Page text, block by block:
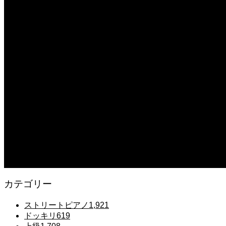
カテゴリー
ストリートピアノ 1,921
ドッキリ 619